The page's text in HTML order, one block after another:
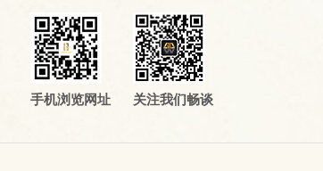
手机浏览网址 关注我们畅谈